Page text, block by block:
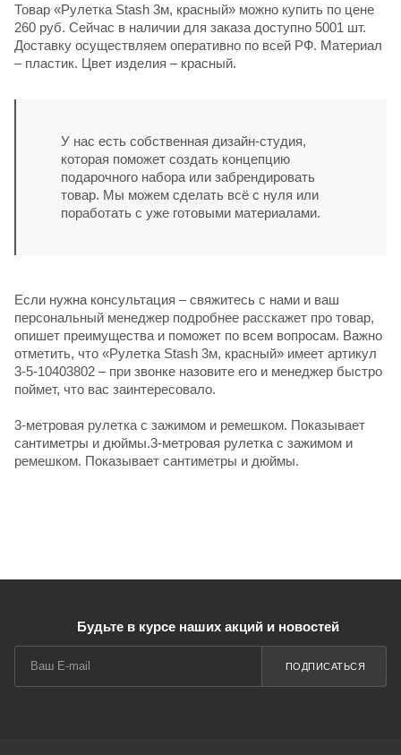
Товар «Рулетка Stash 3м, красный» можно купить по цене
260 руб. Сейчас в наличии для заказа доступно 5001 шт.
Доставку осуществляем оперативно по всей РФ. Материал
– пластик. Цвет изделия – красный.
У нас есть собственная дизайн-студия,
которая поможет создать концепцию
подарочного набора или забрендировать
товар. Мы можем сделать всё с нуля или
поработать с уже готовыми материалами.
Если нужна консультация – свяжитесь с нами и ваш
персональный менеджер подробнее расскажет про товар,
опишет преимущества и поможет по всем вопросам. Важно
отметить, что «Рулетка Stash 3м, красный» имеет артикул
3-5-10403802 – при звонке назовите его и менеджер быстро
поймет, что вас заинтересовало.
3-метровая рулетка с зажимом и ремешком. Показывает
сантиметры и дюймы.3-метровая рулетка с зажимом и
ремешком. Показывает сантиметры и дюймы.
Будьте в курсе наших акций и новостей
ПОДПИСАТЬСЯ